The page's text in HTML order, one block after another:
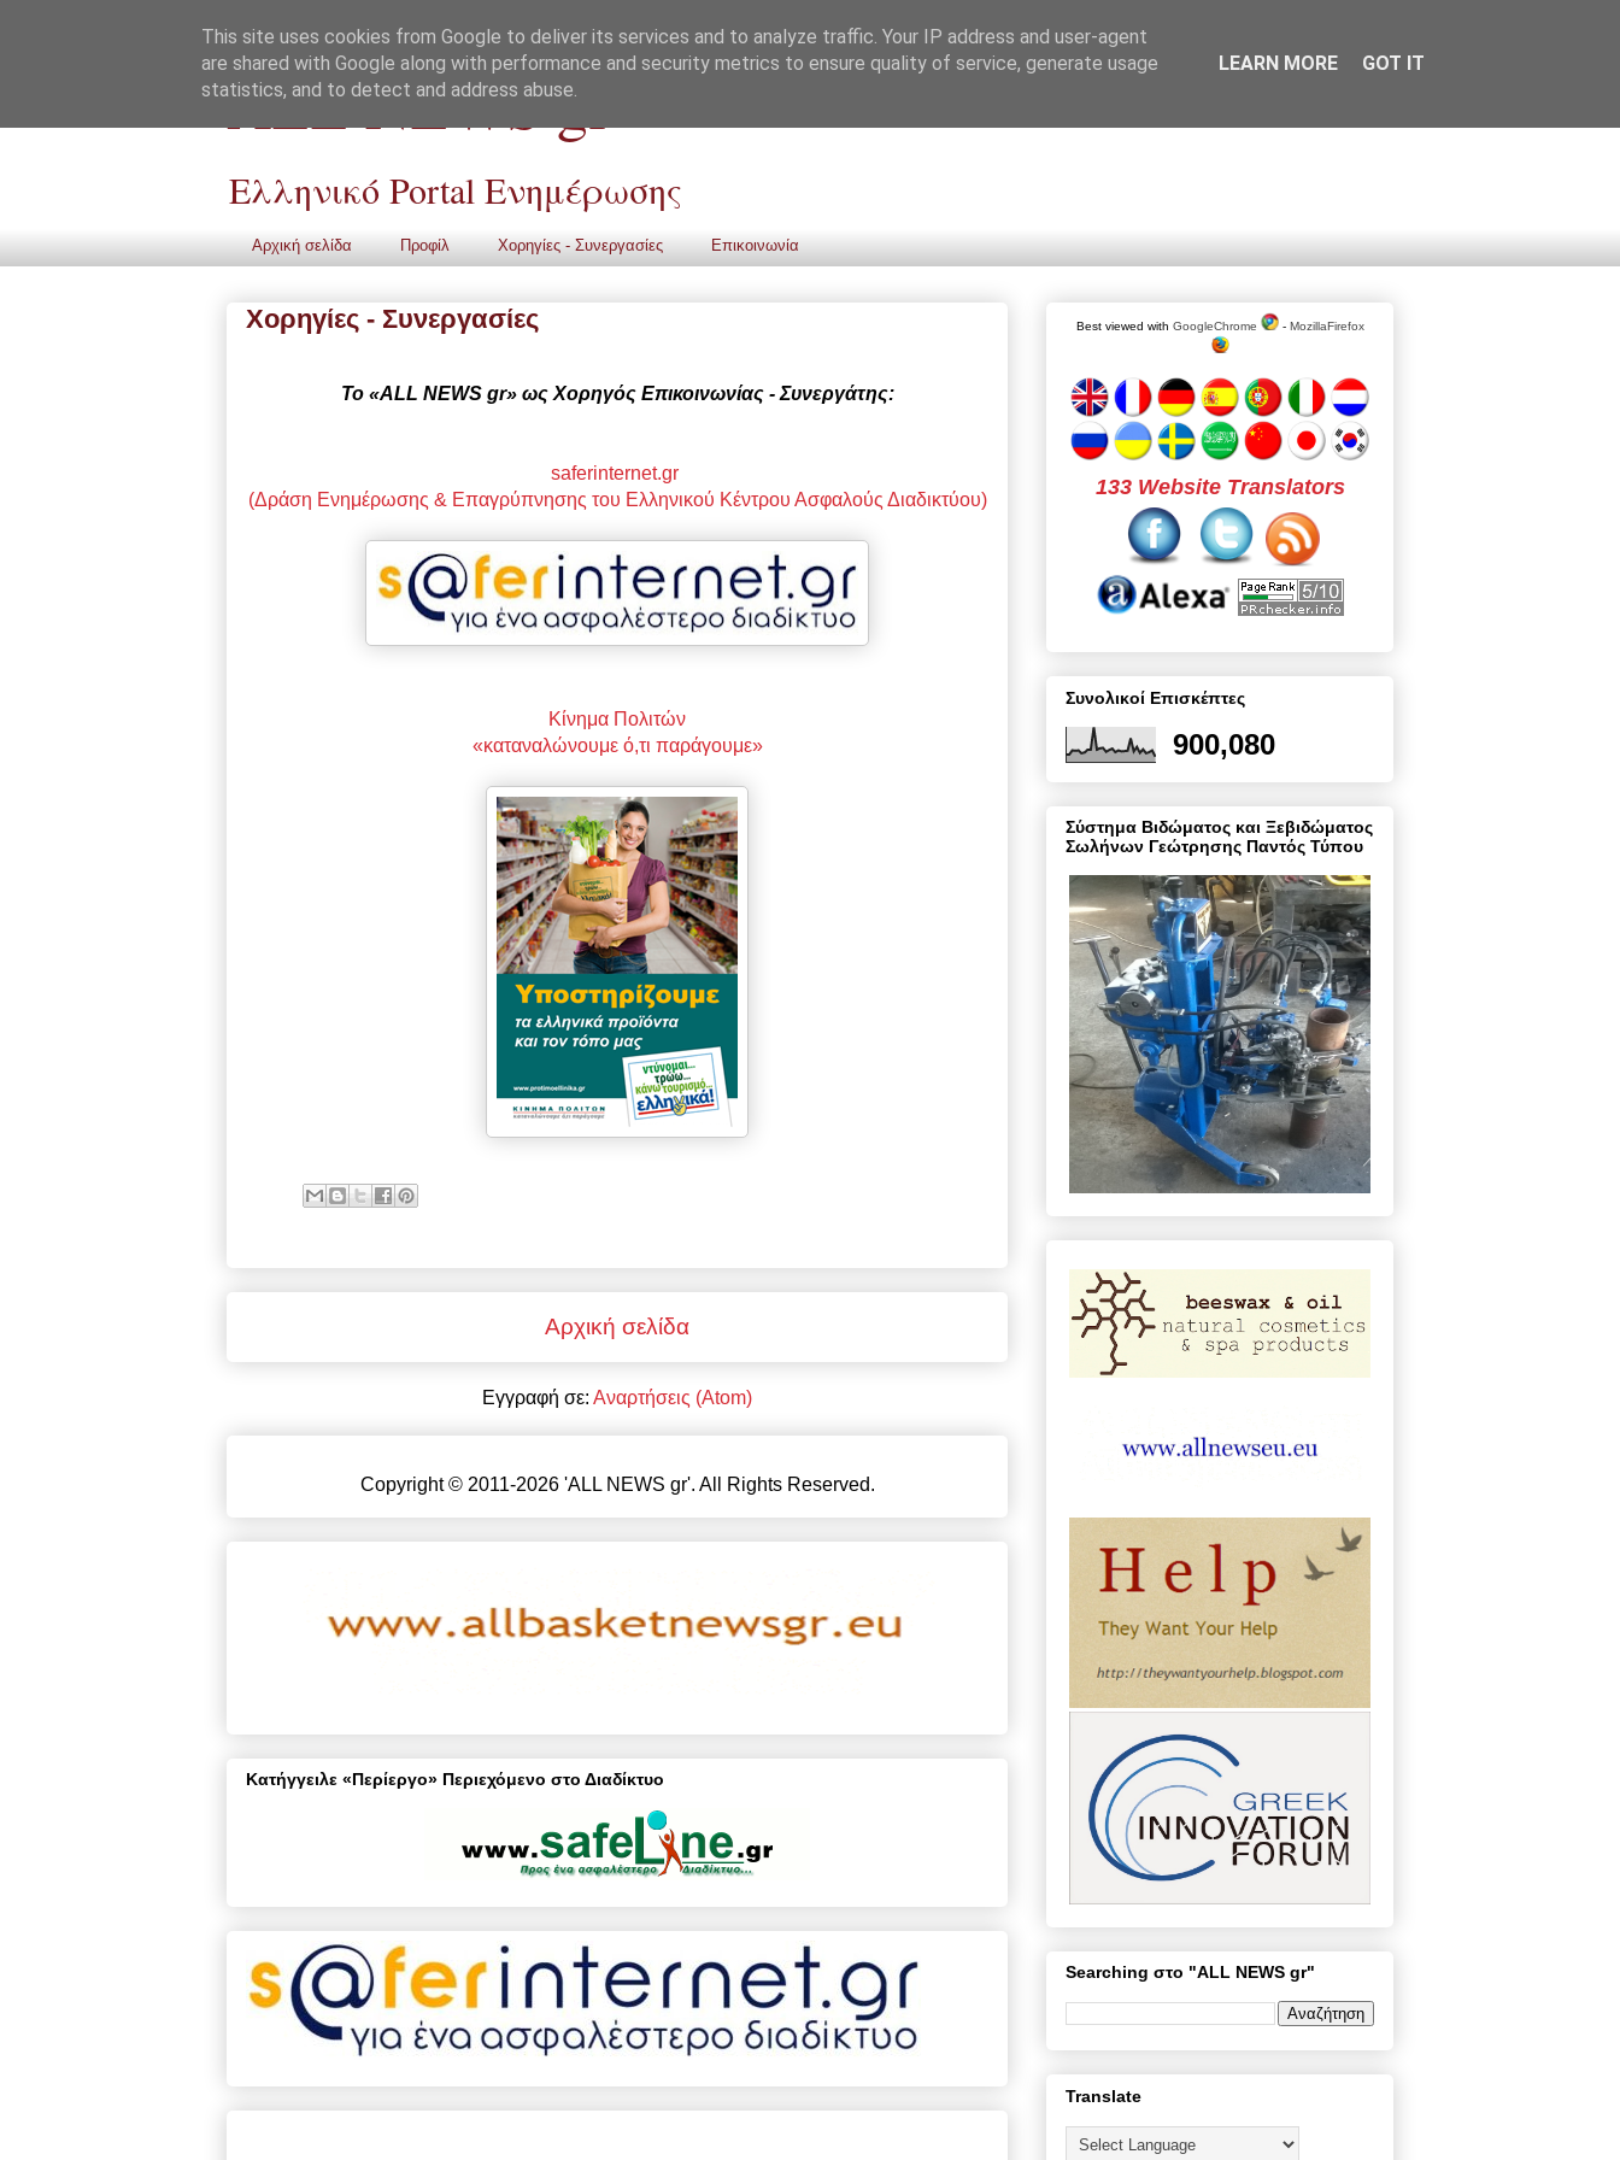
ALL NEWS gr
Ελληνικό Portal Ενημέρωσης
Αρχική σελίδα Προφίλ Χορηγίες - Συνεργασίες Επικοινωνία
Χορηγίες - Συνεργασίες
Το «ALL NEWS gr» ως Χορηγός Επικοινωνίας - Συνεργάτης:
saferinternet.gr
(Δράση Ενημέρωσης & Επαγρύπνησης του Ελληνικού Κέντρου Ασφαλούς Διαδικτύου)
Κίνημα Πολιτών
«καταναλώνουμε ό,τι παράγουμε»
Αρχική σελίδα
Εγγραφή σε: Αναρτήσεις (Atom)
Copyright © 2011-2026 'ALL NEWS gr'. All Rights Reserved.
Κατήγγειλε «Περίεργο» Περιεχόμενο στο Διαδίκτυο
Best viewed with GoogleChrome - MozillaFirefox
133 Website Translators
Συνολικοί Επισκέπτες
900,080
Σύστημα Βιδώματος και Ξεβιδώματος
Σωλήνων Γεώτρησης Παντός Τύπου
Searching στο "ALL NEWS gr"
Translate
This site uses cookies from Google to deliver its services and to analyze traffic. Your IP address and user-agent
are shared with Google along with performance and security metrics to ensure quality of service, generate usage
statistics, and to detect and address abuse.
LEARN MORE GOT IT